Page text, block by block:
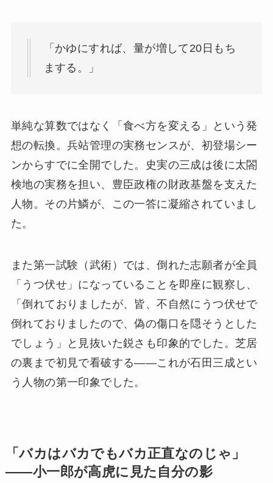
「かゆにすれば、量が増して20日もち
まする。」
単純な算数ではなく「食べ方を変える」という発
想の転換。兵站管理の実務センスが、初登場シー
ンからすでに全開でした。史実の三成は後に太閤
検地の実務を担い、豊臣政権の財政基盤を支えた
人物。その片鱗が、この一答に凝縮されていまし
た。
また第一試験（武術）では、倒れた志願者が全員
「うつ伏せ」になっていることを即座に観察し、
「倒れておりましたが、皆、不自然にうつ伏せで
倒れておりましたので、偽の傷口を隠そうとした
でしょう」と見抜いた鋭さも印象的でした。芝居
の裏まで初見で看破する——これが石田三成とい
う人物の第一印象でした。
「バカはバカでもバカ正直なのじゃ」
——小一郎が高虎に見た自分の影